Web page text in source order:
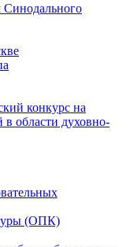
Синодального
конкурс на
в области духовно-
(ОПК)